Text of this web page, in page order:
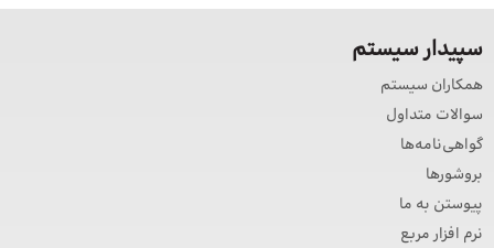
سپیدار سیستم
همکاران سیستم
سوالات متداول
گواهی‌نامه‌ها
بروشورها
پیوستن به ما
نرم افزار مربع